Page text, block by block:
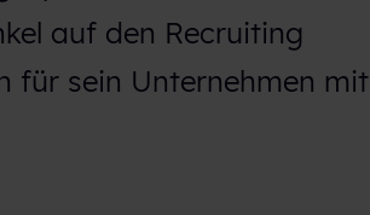
auf den Recruiting
für sein Unternehmen mit